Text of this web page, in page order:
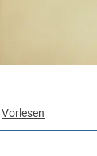
Vorlesen